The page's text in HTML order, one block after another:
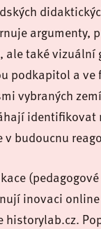
argumenty,
také vizuální
podkapitol a ve
vybraných
budoucnu
inovaci